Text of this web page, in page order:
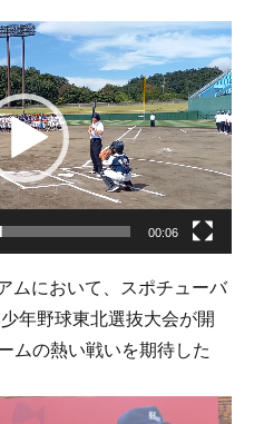
00:06
ムにおいて、スポチューバ
年野球東北選抜大会が開
ムの熱い戦いを期待した